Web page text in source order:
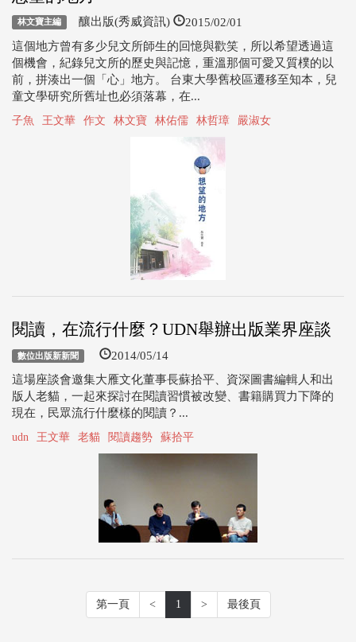
林文寶主編 釀出版(秀威資訊) 2015/02/01
這個地方曾有多少兒文所師生的回憶與歡笑，所以希望透過這
個機會，紀錄兒文所的歷史與記憶，重溫那個可愛又質樸的以
前，拼湊出一個「心」地方。 台東大學舊校區遷移至知本，兒
童文學研究所舊址也必須落幕，在...
子魚 王文華 作文 林文寶 林佑儒 林哲璋 嚴淑女
閱讀，在流行什麼？UDN舉辦出版業界座談
數位出版新新聞 2014/05/14
這場座談會邀集大雁文化董事長蘇拾平、資深圖書編輯人和出
版人老貓，一起來探討在閱讀習慣被改變、書籍購買力下降的
現在，民眾流行什麼樣的閱讀？...
udn 王文華 老貓 閱讀趨勢 蘇拾平
第一頁 < 1 > 最後頁